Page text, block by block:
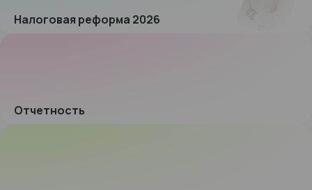
Налоговая реформа 2026
Отчетность